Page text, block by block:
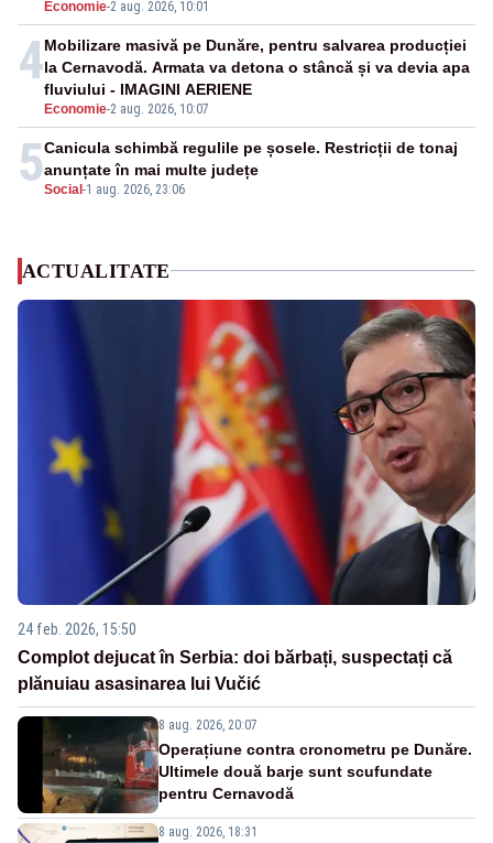
Economie-2 aug. 2026, 10:01
4
Economie-2 aug. 2026, 10:07
Mobilizare masivă pe Dunăre, pentru salvarea producției
la Cernavodă. Armata va detona o stâncă și va devia apa
fluviului - IMAGINI AERIENE
5Social-1 aug. 2026, 23:06
Canicula schimbă regulile pe șosele. Restricții de tonaj
anunțate în mai multe județe
ACTUALITATE
24 feb. 2026, 15:50
Complot dejucat în Serbia: doi bărbați, suspectați că
plănuiau asasinarea lui Vučić
8 aug. 2026, 20:07
Operațiune contra cronometru pe Dunăre.
Ultimele două barje sunt scufundate
pentru Cernavodă
8 aug. 2026, 18:31